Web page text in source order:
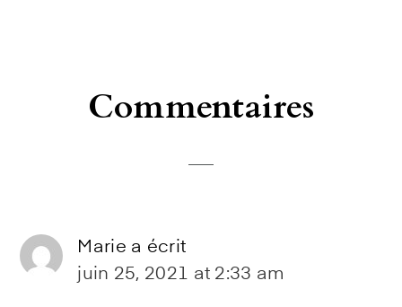
ReaderCommentaires
Marie a écrit
juin 25, 2021 at 2:33 am